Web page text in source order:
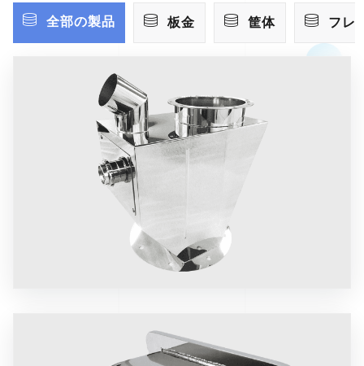
全部の製品 板金 筐体 フレ